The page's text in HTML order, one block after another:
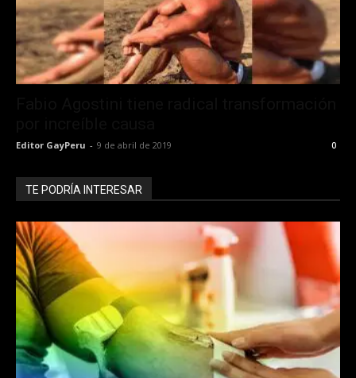
Editor GayPeru - 9 de abril de 2019 0
TE PODRÍA INTERESAR